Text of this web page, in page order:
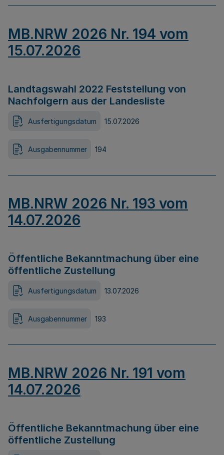
MB.NRW 2026 Nr. 194 vom
15.07.2026
Landtagswahl 2022 Feststellung von
Nachfolgern aus der Landesliste
Ausfertigungsdatum 15.07.2026
Ausgabennummer 194
MB.NRW 2026 Nr. 193 vom
14.07.2026
Öffentliche Bekanntmachung über eine
öffentliche Zustellung
Ausfertigungsdatum 13.07.2026
Ausgabennummer 193
MB.NRW 2026 Nr. 191 vom
14.07.2026
Öffentliche Bekanntmachung über eine
öffentliche Zustellung